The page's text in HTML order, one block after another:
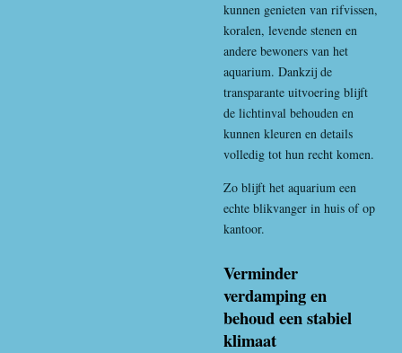
kunnen genieten van rifvissen,
koralen, levende stenen en
andere bewoners van het
aquarium. Dankzij de
transparante uitvoering blijft
de lichtinval behouden en
kunnen kleuren en details
volledig tot hun recht komen.
Zo blijft het aquarium een
echte blikvanger in huis of op
kantoor.
Verminder
verdamping en
behoud een stabiel
klimaat